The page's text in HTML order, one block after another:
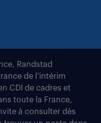
Randstad
de l’intérim
CDI de cadres et
toute la France,
à consulter dès